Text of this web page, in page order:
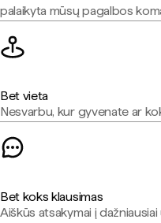
palaikyta mūsų pagalbos
Bet vieta
Nesvarbu, kur gyvenate ar
Bet koks klausimas
Aiškūs atsakymai į